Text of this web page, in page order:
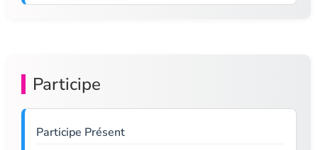
Participe
Participe Présent